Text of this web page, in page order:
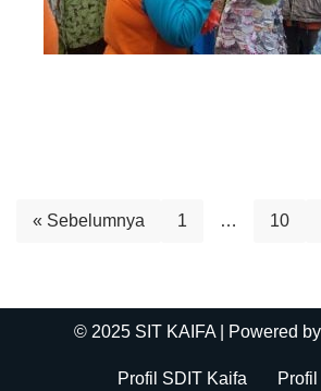
« Sebelumnya 1 … 10
© 2025 SIT KAIFA | Powered by
Profil SDIT Kaifa